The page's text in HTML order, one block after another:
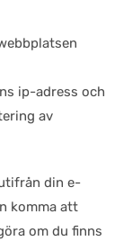
ip-adress och
av
din e-
komma att
om du finns